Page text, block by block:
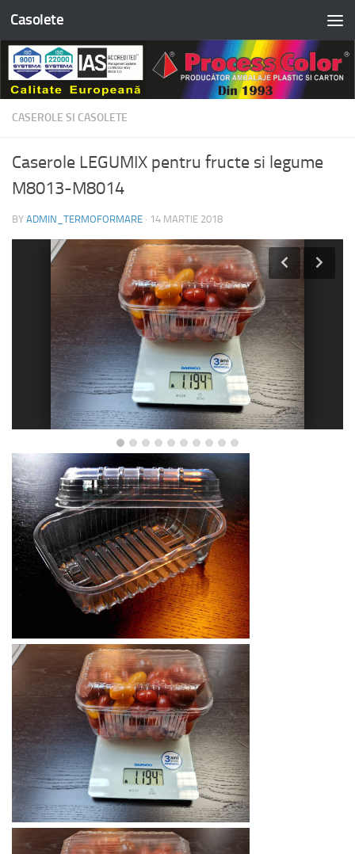
Skip to content
Casolete
CASEROLE SI CASOLETE
Caserole LEGUMIX pentru fructe si legume
M8013-M8014
BY ADMIN_TERMOFORMARE · 14 MARTIE 2018